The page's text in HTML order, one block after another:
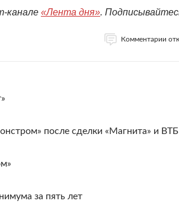
канале «Лента дня».
Комментарии
после сделки «Магнита» и ВТБ
за пять лет